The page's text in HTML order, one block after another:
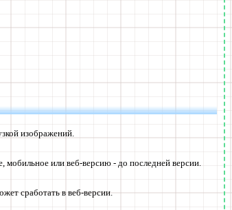
изображений.
или веб-версию - до последней версии.
сработать в веб-версии.